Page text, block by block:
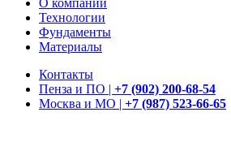
О компании
Технологии
Фундаменты
Материалы
Контакты
Пенза и ПО | +7 (902) 200-68-54
Москва и МО | +7 (987) 523-66-65